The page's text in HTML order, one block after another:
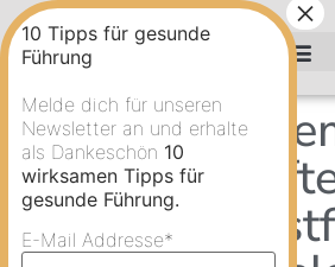
Warum
10 Tipps für gesunde
Führung
Melde dich für unseren
Newsletter an und erhalte
als Dankeschön 10
wirksamen Tipps für
gesunde Führung.
E-Mail Addresse*